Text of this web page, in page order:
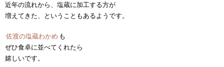
近年の流れから、塩蔵に加工する方が
増えてきた、ということもあるようです。
佐渡の塩蔵わかめ も
ぜひ食卓に並べてくれたら
嬉しいです。